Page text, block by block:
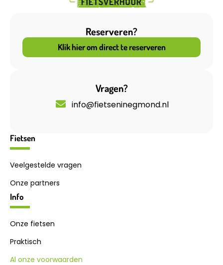
Reserveren?
Klik hier om direct te reserveren
Vragen?
info@fietseninegmond.nl
Fietsen
Veelgestelde vragen
Onze partners
Info
Onze fietsen
Praktisch
Al onze voorwaarden